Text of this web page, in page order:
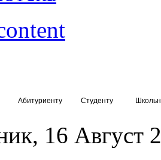
Абитуриенту Студенту
16 Август